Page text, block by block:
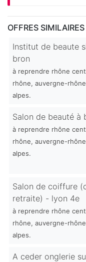
OFFRES SIMILAIRES
Institut de beaute
bron
à reprendre rhône
rhône, auvergne-
alpes.
Salon de beauté à
à reprendre rhône
rhône, auvergne-
alpes.
Salon de coiffure
retraite) - lyon 4e
à reprendre rhône
rhône, auvergne-
alpes.
A ceder onglerie